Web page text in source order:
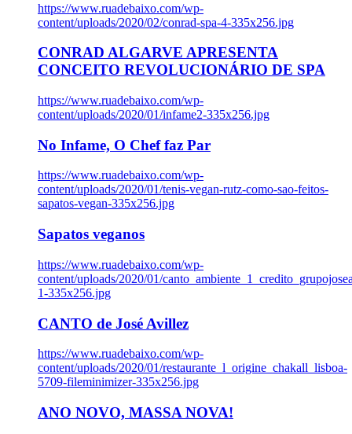
https://www.ruadebaixo.com/wp-
content/uploads/2020/02/conrad-spa-4-335x256.jpg
CONRAD ALGARVE APRESENTA
CONCEITO REVOLUCIONÁRIO DE SPA
https://www.ruadebaixo.com/wp-
content/uploads/2020/01/infame2-335x256.jpg
No Infame, O Chef faz Par
https://www.ruadebaixo.com/wp-
content/uploads/2020/01/tenis-vegan-rutz-como-sao-feitos-
sapatos-vegan-335x256.jpg
Sapatos veganos
https://www.ruadebaixo.com/wp-
content/uploads/2020/01/
1-335x256.jpg
CANTO de José Avillez
https://www.ruadebaixo.com/wp-
content/uploads/2020/01/restaurante_l_origine_chakall_lisboa-
5709-fileminimizer-335x256.jpg
ANO NOVO, MASSA NOVA!